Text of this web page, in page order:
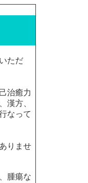
ただ
治癒力
漢方、
なって
りませ
腫瘍な